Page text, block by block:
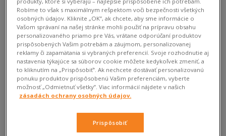
Robíme to však s maximálnym rešpektom voči bezpečnosti všetkých
osobných údajov. Kliknite „OK”, ak chcete, aby sme informácie o
Vašom správaní na našej stránke mohli použiť na prípravu obsahu
personalizovaného priamo pre Vás, vrátane odporúčaní produktov
prispôsobených Vašim potrebám a záujmom, personalizovanej
reklamy či zapamätania si vybraných preferencií. Svoje rozhodnutie aj
nastavenia týkajúce sa súborov cookie môžete kedykoľvek zmeniť, a
to kliknutím na „Prispôsobiť”. Ak nechcete dostávať personalizovanú
ponuku produktov prispôsobenú Vašim preferenciám, vyberte
možnosť „Odmietnuť všetky”. Viac informácií nájdete v našich
zásadách ochrany osobných údajov.
Prispôsobiť